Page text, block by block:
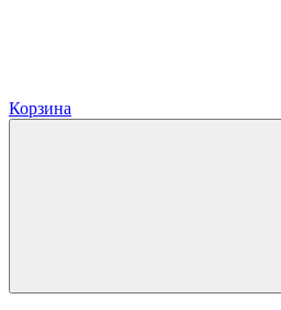
Корзина